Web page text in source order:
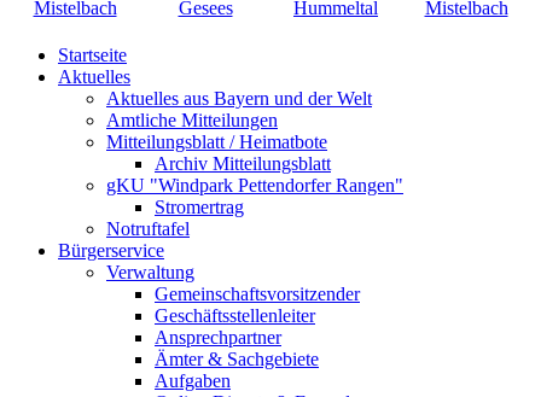
Startseite
Aktuelles
Aktuelles aus Bayern und der Welt
Amtliche Mitteilungen
Mitteilungsblatt / Heimatbote
Archiv Mitteilungsblatt
gKU "Windpark Pettendorfer Rangen"
Stromertrag
Notruftafel
Bürgerservice
Verwaltung
Gemeinschaftsvorsitzender
Geschäftsstellenleiter
Ansprechpartner
Ämter & Sachgebiete
Aufgaben